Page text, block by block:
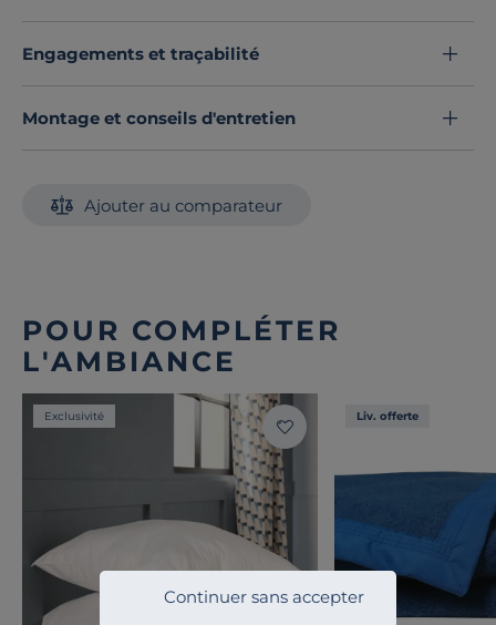
Continuer sans accepter
Engagements et traçabilité
Montage et conseils d'entretien
Ajouter au comparateur
POUR COMPLÉTER
L'AMBIANCE
Exclusivité Liv. offerte